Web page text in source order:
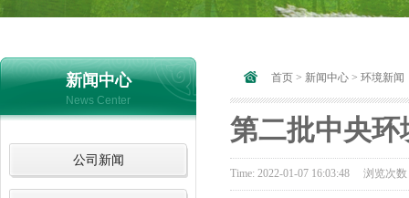
新闻中心
News Center
公司新闻
首页 > 新闻中心 > 环境新闻
第二批中央
Time: 2022-01-07 16:03:48 浏览次数